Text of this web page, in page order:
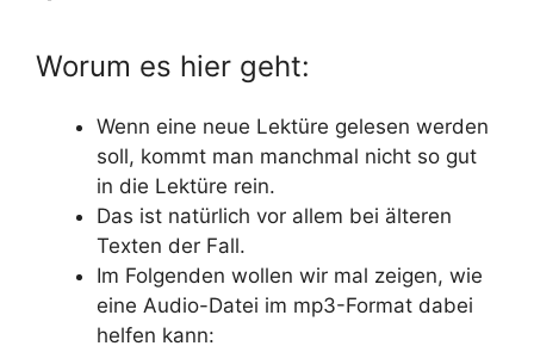
Worum es hier geht:
Wenn eine neue Lektüre gelesen werden
soll, kommt man manchmal nicht so gut
in die Lektüre rein.
Das ist natürlich vor allem bei älteren
Texten der Fall.
Im Folgenden wollen wir mal zeigen, wie
eine Audio-Datei im mp3-Format dabei
helfen kann: